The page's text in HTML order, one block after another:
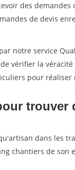
des
de devis
notre service
vérifier la
pour
trouver
dans les
chantiers de son